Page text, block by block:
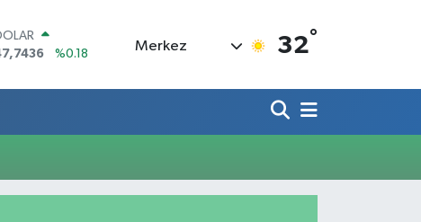
%0.18
%0.32
%-14
Merkez 32°